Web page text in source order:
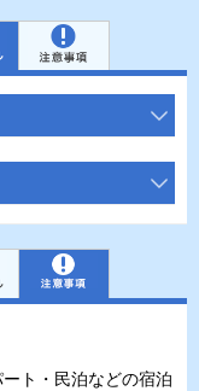
ト・民泊などの宿泊